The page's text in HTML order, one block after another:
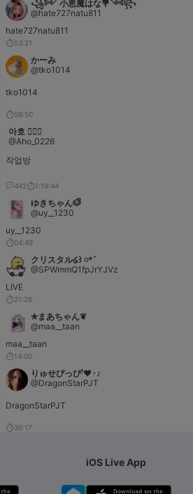
꧁༻ 小悪魔はな💐༺꧂
@hate727natu811
hate727natu811
53:21
かーみ
@tko1014
tko1014
59:50
아호 ❤️‍🔥🦊
@Aho_0226
작업방
442 1:19:44
ゆきちゃん🐶ᩚ
@uy__1230
uy__1230
04:49
クリスタル໒꒱ 𓏸*˚
@SPWmmQ1fpJrYJVz
LIVE
21:26
✯まあちゃん❦
@maa__taan
maa__taan
14:00
りゅせぴっぴ‎ꜝ❤︎⬞♪
@DragonStarPJT
DragonStarPJT
36:17
iOS Live App